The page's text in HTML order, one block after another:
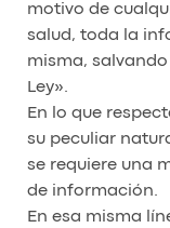
motivo de
salud, toda la
misma,
Ley».
En lo que
su peculiar
se requiere una
de información.
En esa misma